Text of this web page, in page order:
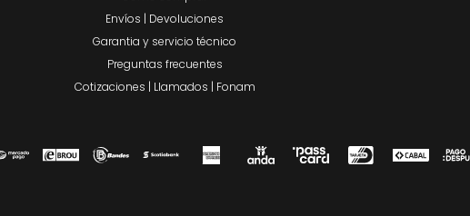
Envíos | Devoluciones
Garantia y servicio técnico
Preguntas frecuentes
Cotizaciones | Llamados | Fonam